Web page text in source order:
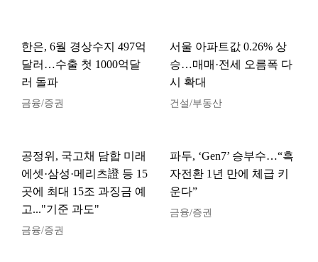
한은, 6월 경상수지 497억
달러…수출 첫 1000억달
러 돌파
금융/증권
서울 아파트값 0.26% 상
승…매매·전세 오름폭 다
시 확대
건설/부동산
공정위, 국고채 담합 미래
에셋·삼성·메리츠證 등 15
곳에 최대 15조 과징금 예
고..."기준 과도"
금융/증권
파두, ‘Gen7’ 승부수…“흑
자전환 1년 만에 체급 키
운다”
금융/증권